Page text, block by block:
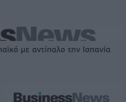
με αντίπαλο την Ισπανία